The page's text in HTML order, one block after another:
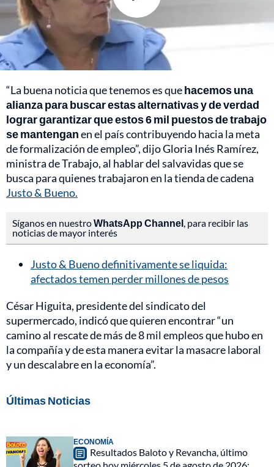
“La buena noticia que tenemos es quehacemos una
alianza para buscar estas alternativas y de verdad
lograr garantizar que estos 6 mil puestos de trabajo
se mantenganen el país contribuyendo hacia la meta
de formalización de empleo”, dijo Gloria Inés Ramírez,
ministra de Trabajo, al hablar del salvavidas que se
busca para quienes trabajaron en la tienda de cadena
Justo & Bueno.
Síganos en nuestroWhatsApp Channel , para recibir las
noticias de mayor interés
Justo & Bueno definitivamente se liquida:
afectados temen perder millones de pesos
César Higuita, presidente del sindicato del
supermercado, indicó que quieren encontrar “un
camino al rescate de más de 8 mil empleos que hubo en
la compañía y de esta manera evitar la masacre laboral
y un descalabre en la economía”.
Últimas Noticias
ECONOMÍA
Resultados Baloto y Revancha, último
sorteo hoy miércoles 5 de agosto de 2026: